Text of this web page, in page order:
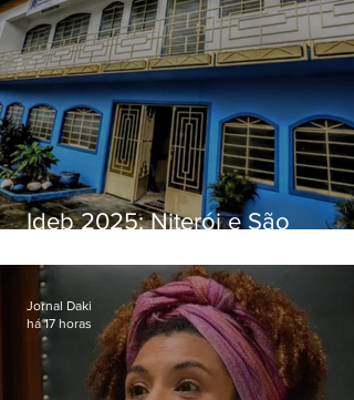
Ideb 2025: Niterói e São
distintos no ensino médio; veja
Jornal Daki
há 17 horas